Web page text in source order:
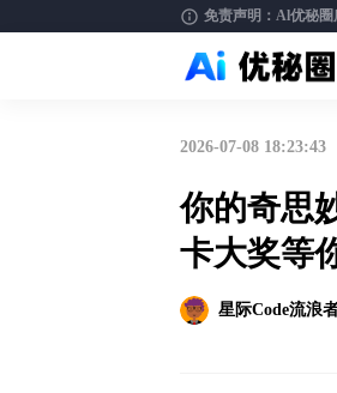
免责声明：Al优秘
2026-07-08 18:23:43
你的奇思
卡大奖等
星际Code流浪